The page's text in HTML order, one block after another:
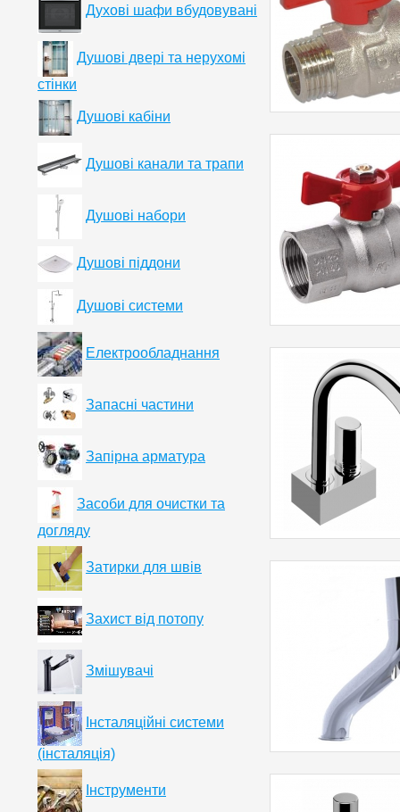
Духові шафи вбудовувані
Душові двері та нерухомі
стінки
Душові кабіни
Душові канали та трапи
Душові набори
Душові піддони
Душові системи
Електрообладнання
Запасні частини
Запірна арматура
Засоби для очистки та
догляду
Затирки для швів
Захист від потопу
Змішувачі
Інсталяційні системи
(інсталяція)
Інструменти